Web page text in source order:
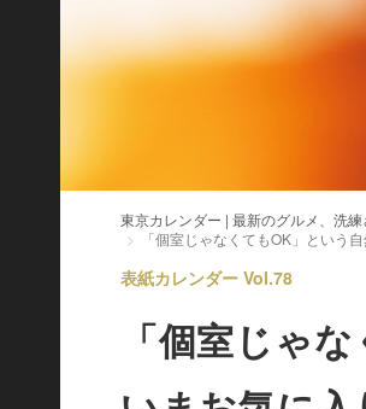
東京カレンダー | 最新のグルメ、洗
「個室じゃなくてもOK」という
表紙カレンダー Vol.78
「個室じゃ